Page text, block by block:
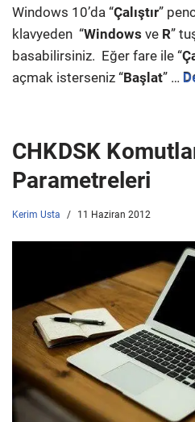
Windows 10’da “Çalıştır”
klavyeden “Windows ve R”
basabilirsiniz. Eğer fare ile “
açmak isterseniz “Başlat” …
CHKDSK
Parametreleri
Kerim Usta 11 Haziran 2012